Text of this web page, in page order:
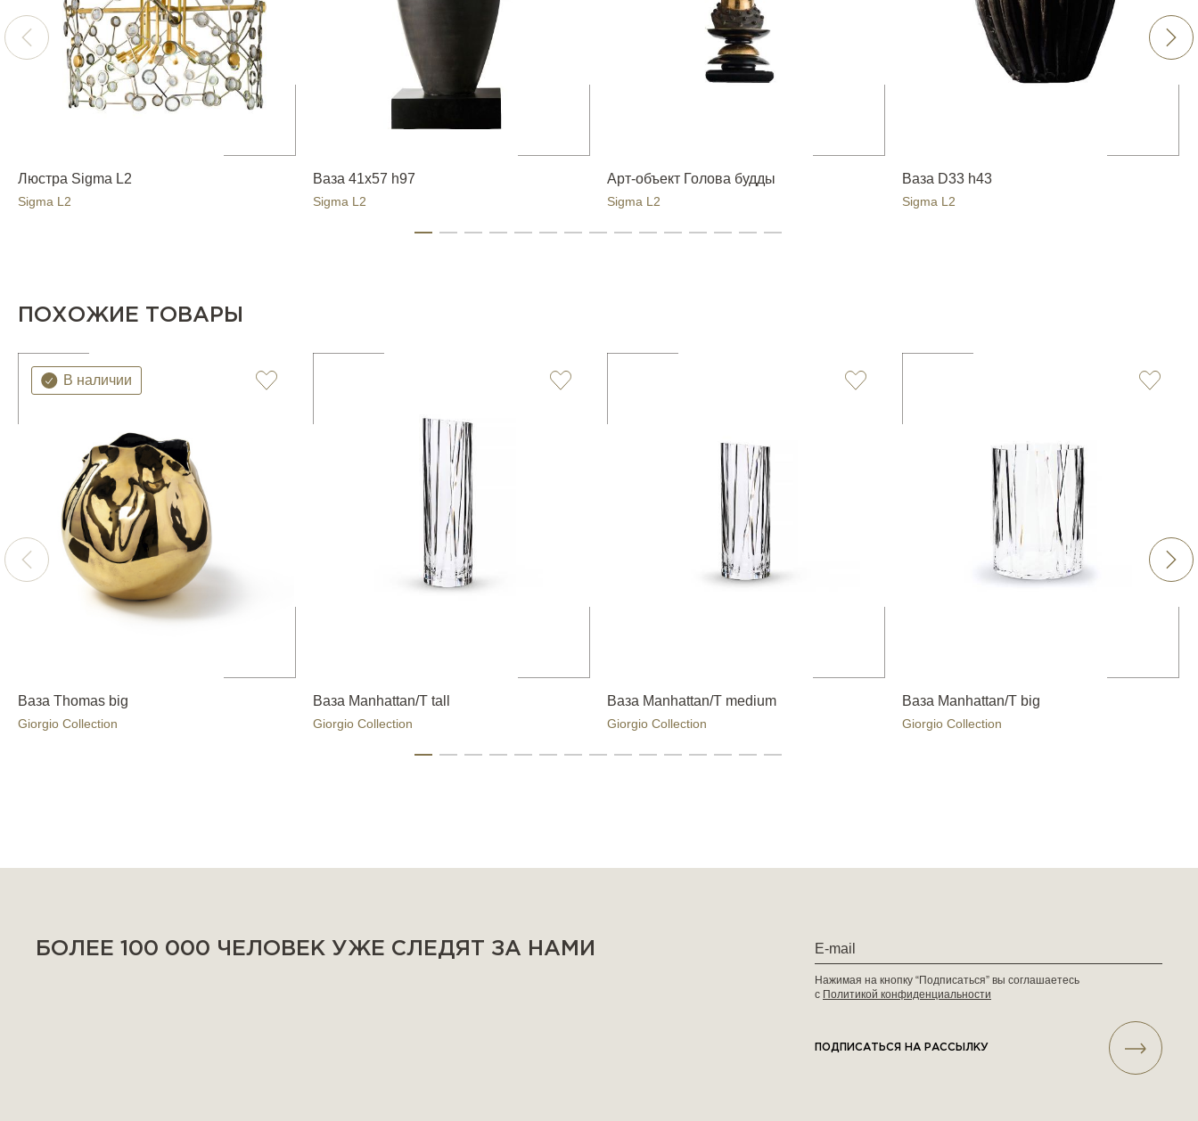
Люстра Sigma L2
Sigma L2
Ваза 41x57 h97
Sigma L2
Арт-объект Голова будды
Sigma L2
Ваза D33 h43
Sigma L2
ПОХОЖИЕ ТОВАРЫ
В наличии
Ваза Thomas big
Giorgio Collection
Ваза Manhattan/T tall
Giorgio Collection
Ваза Manhattan/T medium
Giorgio Collection
Ваза Manhattan/T big
Giorgio Collection
БОЛЕЕ 100 000 ЧЕЛОВЕК УЖЕ СЛЕДЯТ ЗА НАМИ
Нажимая на кнопку “Подписаться” вы соглашаетесь
с Политикой конфиденциальности
ПОДПИСАТЬСЯ НА РАССЫЛКУ